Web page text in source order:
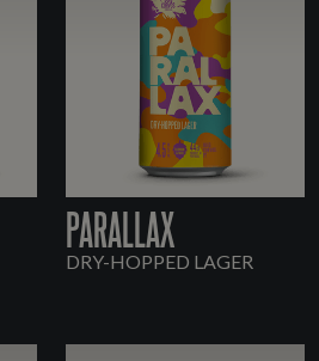
PARALLAX
DRY-HOPPED LAGER